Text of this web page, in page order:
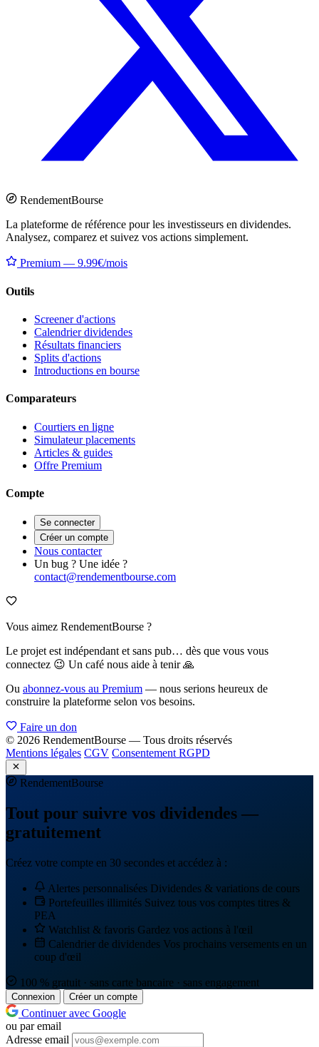
RendementBourse
La plateforme de référence pour les investisseurs en dividendes.
Analysez, comparez et suivez vos actions simplement.
Premium — 9.99€/mois
Outils
Screener d'actions
Calendrier dividendes
Résultats financiers
Splits d'actions
Introductions en bourse
Comparateurs
Courtiers en ligne
Simulateur placements
Articles & guides
Offre Premium
Compte
Se connecter
Créer un compte
Nous contacter
Un bug ? Une idée ?
contact@rendementbourse.com
Vous aimez RendementBourse ?
Le projet est indépendant et sans pub… dès que vous vous
connectez 😉 Un café nous aide à tenir 🙏
Ou abonnez-vous au Premium — nous serions heureux de
construire la plateforme selon vos besoins.
Faire un don
© 2026 RendementBourse — Tous droits réservés
Mentions légales CGV Consentement RGPD
RendementBourse
Tout pour suivre vos dividendes —
gratuitement
Créez votre compte en 30 secondes et accédez à :
Alertes personnalisées Dividendes & variations de cours
Portefeuilles illimités Suivez tous vos comptes titres &
PEA
Watchlist & favoris Gardez vos actions à l'œil
Calendrier de dividendes Vos prochains versements en un
coup d'œil
100 % gratuit · sans carte bancaire · sans engagement
Connexion Créer un compte
Continuer avec Google
ou par email
Adresse email